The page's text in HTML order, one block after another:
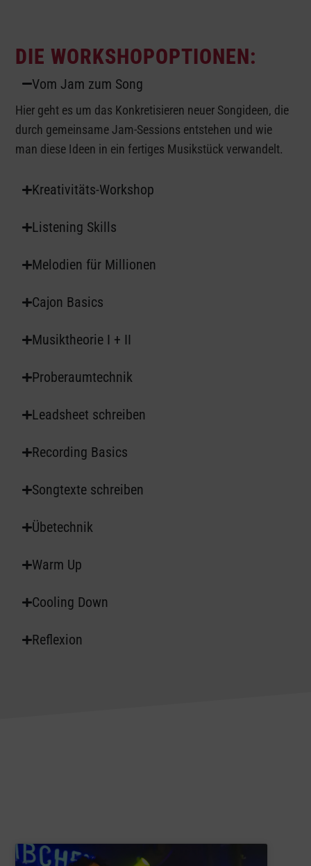
DIE WORKSHOPOPTIONEN:
Vom Jam zum Song
Hier geht es um das Konkretisieren neuer Songideen, die
durch gemeinsame Jam-Sessions entstehen und wie
man diese Ideen in ein fertiges Musikstück verwandelt.
Kreativitäts-Workshop
Listening Skills
Melodien für Millionen
Cajon Basics
Musiktheorie I + II
Proberaumtechnik
Leadsheet schreiben
Recording Basics
Songtexte schreiben
Übetechnik
Warm Up
Cooling Down
Reflexion